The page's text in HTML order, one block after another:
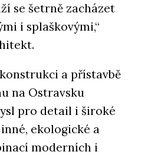
se šetrně zacházet
i splaškovými,“
a přístavbě
na Ostravsku
pro detail i široké
ekologické a
moderních i